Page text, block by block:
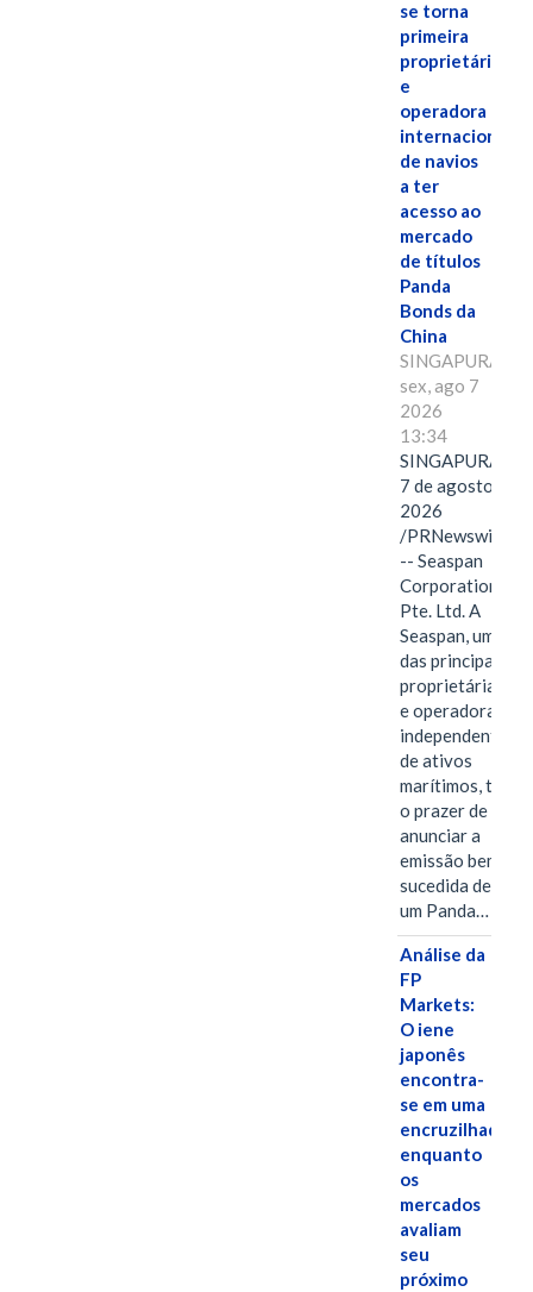
se torna
primeira
proprietária
e
operadora
internacional
de navios
a ter
acesso ao
mercado
de títulos
Panda
Bonds da
China
SINGAPURA,
sex, ago 7
2026
13:34
SINGAPURA,
7 de agosto de
2026
/PRNewswire/
-- Seaspan
Corporation
Pte. Ltd. A
Seaspan, uma
das principais
proprietárias
e operadoras
independentes
de ativos
marítimos, tem
o prazer de
anunciar a
emissão bem-
sucedida de
um Panda…
Análise da
FP
Markets:
O iene
japonês
encontra-
se em uma
encruzilhada
enquanto
os
mercados
avaliam
seu
próximo